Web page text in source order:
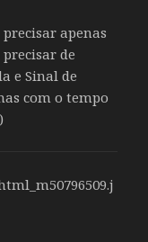
apenas
de
e Sinal de
com o tempo